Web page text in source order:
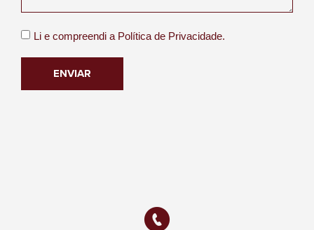
Li e compreendi a Política de Privacidade.
ENVIAR